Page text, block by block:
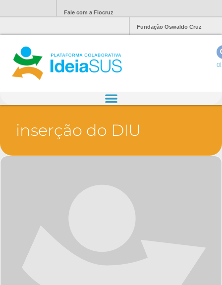
Fale com a Fiocruz
Fundação Oswaldo Cruz
inserção do DIU